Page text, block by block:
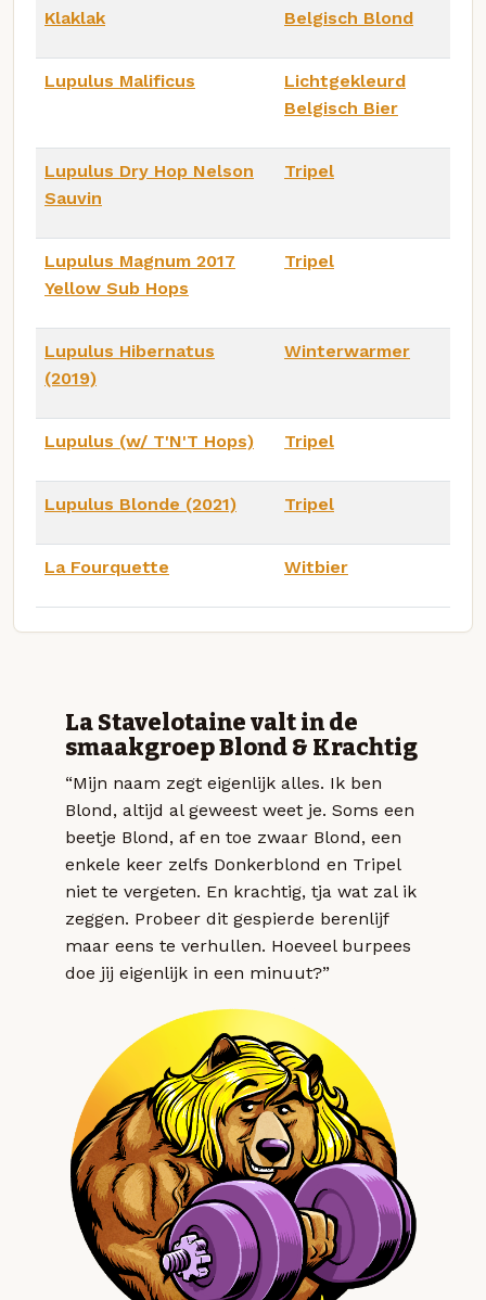
Klaklak Belgisch Blond
Lupulus Malificus
Lichtgekleurd
Belgisch Bier
Lupulus Dry Hop Nelson
Sauvin
Tripel
Lupulus Magnum 2017
Yellow Sub Hops
Tripel
Lupulus Hibernatus
(2019)
Winterwarmer
Lupulus (w/ T'N'T Hops) Tripel
Lupulus Blonde (2021) Tripel
La Fourquette Witbier
La Stavelotaine valt in de
smaakgroep Blond & Krachtig
“Mijn naam zegt eigenlijk alles. Ik ben
Blond, altijd al geweest weet je. Soms een
beetje Blond, af en toe zwaar Blond, een
enkele keer zelfs Donkerblond en Tripel
niet te vergeten. En krachtig, tja wat zal ik
zeggen. Probeer dit gespierde berenlijf
maar eens te verhullen. Hoeveel burpees
doe jij eigenlijk in een minuut?”